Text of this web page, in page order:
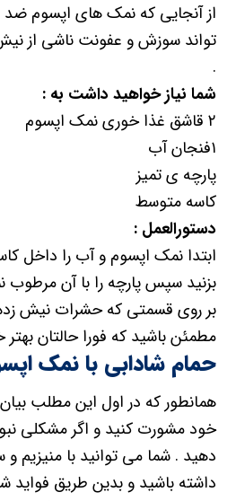
از آنجایی که نمک های اپسوم ضد
تواند سوزش و عفونت ناشی از
.
شما نیاز خواهید داشت به :
۲ قاشق غذا خوری نمک اپسوم
۱فنجان آب
پارچه ی تمیز
کاسه متوسط
دستورالعمل :
ابتدا نمک اپسوم و آب را داخل
بزنید سپس پارچه را با آن مرطوب
بر روی قسمتی که حشرات نیش زده
مطمئن باشید که فورا حالتان
حمام شادابی با نمک
همانطور که در اول این مطلب
خود مشورت کنید و اگر مشکلی
دهید . شما می توانید با منیزیم
داشته باشید و بدین طریق